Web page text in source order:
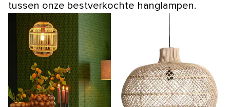
tussen onze bestverkochte hanglampen.